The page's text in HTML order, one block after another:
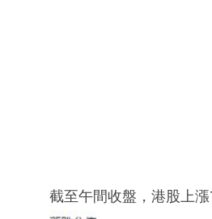
截至午間收盤，港股上